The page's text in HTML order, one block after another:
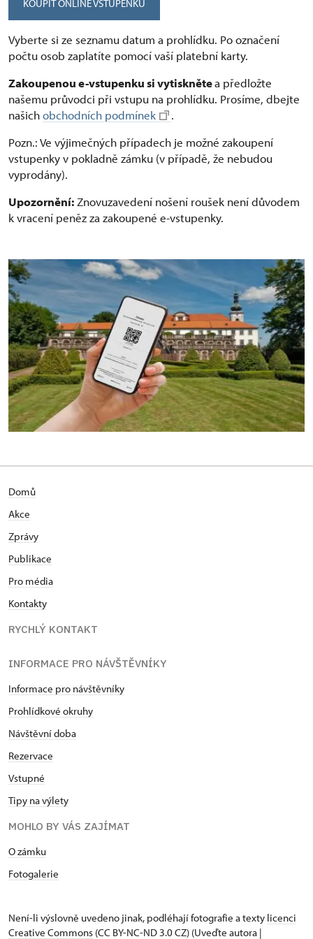
KOUPIT ONLINE VSTUPENKU
Vyberte si ze seznamu datum a prohlídku. Po označení
počtu osob zaplatíte pomocí vaší platební karty.
Zakoupenou e-vstupenku si vytisknětea předložte
našemu průvodci při vstupu na prohlídku. Prosíme, dbejte
našichobchodních podmínek
.
Pozn.: Ve výjimečných případech je možné zakoupení
vstupenky v pokladně zámku (v případě, že nebudou
vyprodány).
Upozornění: Znovuzavedení nošení roušek není důvodem
k vracení peněz za zakoupené e-vstupenky.
Domů
Akce
Zprávy
Publikace
Pro média
Kontakty
RYCHLÝ KONTAKT
INFORMACE PRO NÁVŠTĚVNÍKY
Informace pro návštěvníky
Prohlídkové okruhy
Návštěvní doba
Rezervace
Vstupné
Tipy na výlety
MOHLO BY VÁS ZAJÍMAT
O zámku
Fotogalerie
Není-li výslovně uvedeno jinak, podléhají fotografie a texty licenci
Creative Commons (CC BY-NC-ND 3.0 CZ) (Uveďte autora |